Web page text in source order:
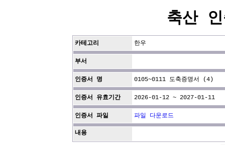
축산
카테고리 한우
부서
인증서 명 0105~0111 도축증명서 (4)
인증서 유효기간 2026-01-12 ~ 2027-01-11
인증서 파일 파일 다운로드
내용